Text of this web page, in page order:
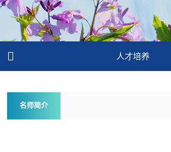
 人才培养
名师简介